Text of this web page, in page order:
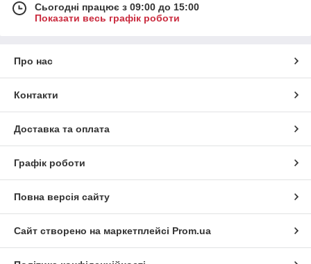
Сьогодні працює з 09:00 до 15:00
Показати весь графік роботи
Про нас
Контакти
Доставка та оплата
Графік роботи
Повна версія сайту
Сайт створено на маркетплейсі Prom.ua